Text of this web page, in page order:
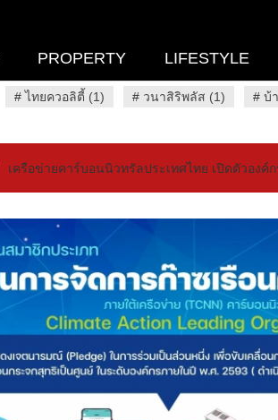
PROPERTY LIFESTYLE
#ไทยควอลิตี้ (1) # วนาสิริพลัส (1) # บ้
เครือข่ายคาร์บอนนิวทรัลประเทศไทย เปิดตัวองค์